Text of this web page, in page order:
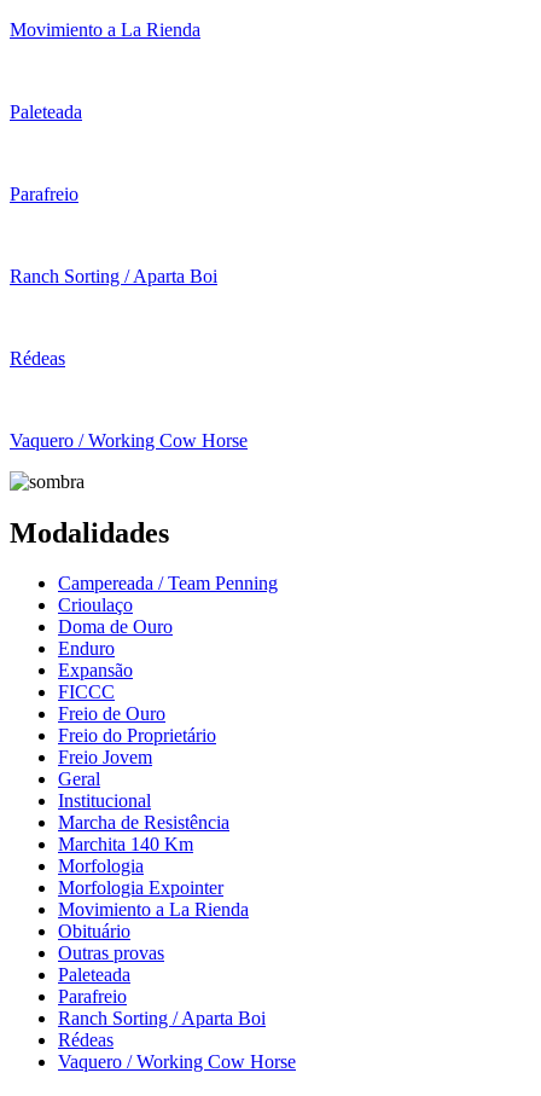
Movimiento a La Rienda
Paleteada
Parafreio
Ranch Sorting / Aparta Boi
Rédeas
Vaquero / Working Cow Horse
Modalidades
Campereada / Team Penning
Crioulaço
Doma de Ouro
Enduro
Expansão
FICCC
Freio de Ouro
Freio do Proprietário
Freio Jovem
Geral
Institucional
Marcha de Resistência
Marchita 140 Km
Morfologia
Morfologia Expointer
Movimiento a La Rienda
Obituário
Outras provas
Paleteada
Parafreio
Ranch Sorting / Aparta Boi
Rédeas
Vaquero / Working Cow Horse